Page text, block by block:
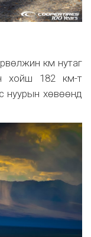
км нутаг
хойш 182 км-т
нуурын хөвөөнд